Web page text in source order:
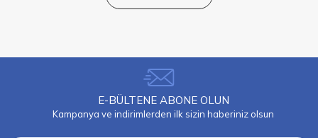
E-BÜLTENE ABONE OLUN
Kampanya ve indirimlerden ilk sizin haberiniz olsun